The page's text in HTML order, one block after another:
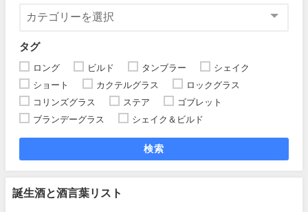
タグ
ロング ビルド タンブラー
シェイク
ショート
カクテルグラス
ロックグラス
コリンズグラス
ステア
ゴブレット
ブランデーグラス
シェイク＆ビルド
検索
誕生酒と酒言葉リスト